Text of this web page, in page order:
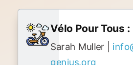
Vélo Pour Tous :
Sarah Muller |
genius.org